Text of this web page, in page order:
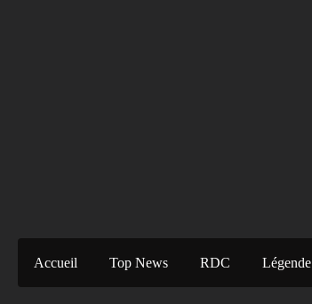
Accueil Top News RDC Légende